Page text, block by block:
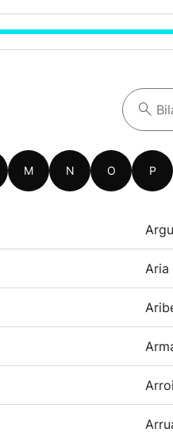
M N O P
Aria